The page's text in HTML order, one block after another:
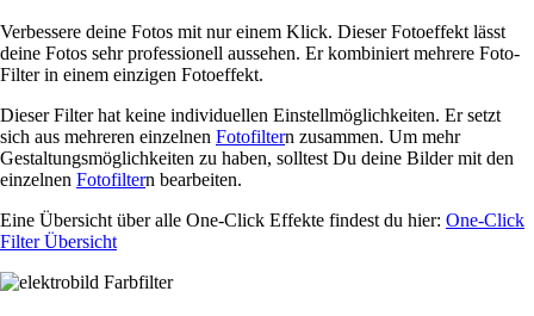
Verbessere deine Fotos mit nur einem Klick. Dieser Fotoeffekt lässt
deine Fotos sehr professionell aussehen. Er kombiniert mehrere Foto-
Filter in einem einzigen Fotoeffekt.
Dieser Filter hat keine individuellen Einstellmöglichkeiten. Er setzt
sich aus mehreren einzelnen Fotofiltern zusammen. Um mehr
Gestaltungsmöglichkeiten zu haben, solltest Du deine Bilder mit den
einzelnen Fotofiltern bearbeiten.
Eine Übersicht über alle One-Click Effekte findest du hier: One-Click
Filter Übersicht